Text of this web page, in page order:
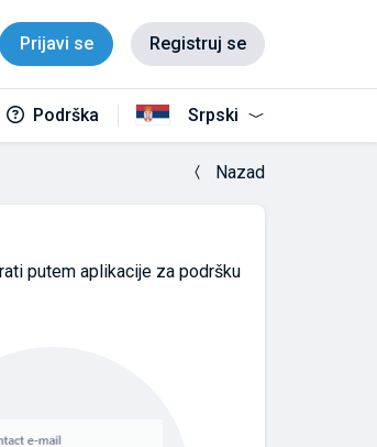
Prijavi se Registruj se
Podrška Srpski
Nazad
putem aplikacije za podršku